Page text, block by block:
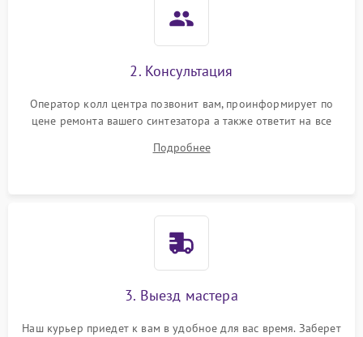
2. Консультация
Оператор колл центра позвонит вам, проинформирует по
цене ремонта вашего синтезатора а также ответит на все
Подробнее
3. Выезд мастера
Наш курьер приедет к вам в удобное для вас время. Заберет